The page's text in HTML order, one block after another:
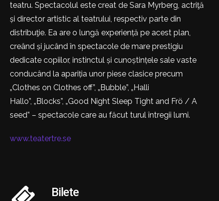
teatru. Spectacolul este creat de Sara Myrberg, actriţă
și director artistic al teatrului, respectiv parte din
distribuţie. Ea are o lungă experiență pe acest plan,
creând și jucând în spectacole de mare prestigiu
dedicate copiilor, instinctul și cunoștințele sale vaste
conducând la apariția unor piese clasice precum
„Clothes on Clothes off”, „Bubble”, „Halli
Hallo”, „Blocks”, „Good Night Sleep Tight and Frö / A
seed” – spectacole care au făcut turul întregii lumi.
www.teatertre.se
Bilete